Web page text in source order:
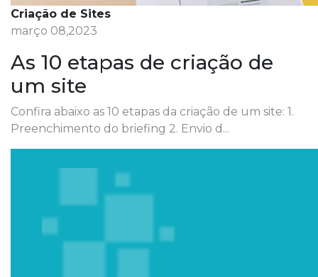
Criação de Sites
março 08,2023
As 10 etapas de criação de
um site
Confira abaixo as 10 etapas da criação de um site: 1.
Preenchimento do briefing 2. Envio d...